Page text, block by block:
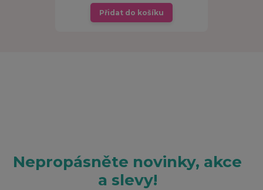
Přidat do košíku
Nepropásněte novinky, akce
a slevy!